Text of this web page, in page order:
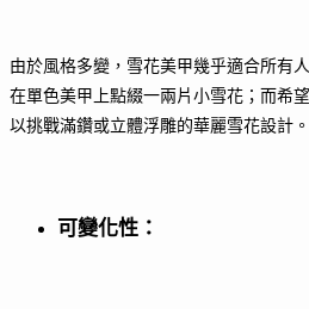
由於風格多變，雪花美甲幾乎適合所有
在單色美甲上點綴一兩片小雪花；而希
以挑戰滿鑽或立體浮雕的華麗雪花設計。
可變化性 ：